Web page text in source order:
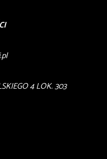
4 LOK. 303